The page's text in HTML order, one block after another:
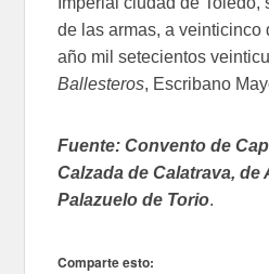
de las armas, a veinticinco
año mil setecientos
Ballesteros, Escribano
Fuente: Convento de
Calzada de Calatrava, de
Palazuelo de Torio.
Comparte esto: